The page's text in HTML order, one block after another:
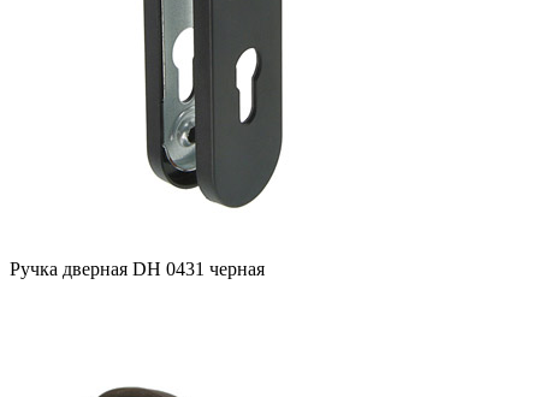
Ручка дверная DH 0431 черная